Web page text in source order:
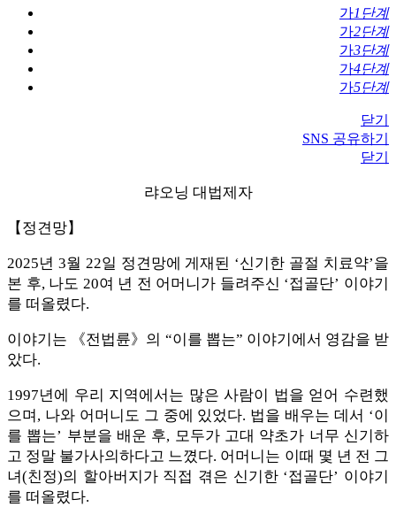
가1단계
가2단계
가3단계
가4단계
가5단계
닫기
SNS 공유하기
닫기
랴오닝 대법제자
【정견망】
​2025년 3월 22일 정견망에 게재된 ‘신기한 골절 치료약’을
본 후, 나도 20여 년 전 어머니가 들려주신 ‘접골단’ 이야기
를 떠올렸다.
이야기는 《전법륜》의 “이를 뽑는” 이야기에서 영감을 받
았다.
1997년에 우리 지역에서는 많은 사람이 법을 얻어 수련했
으며, 나와 어머니도 그 중에 있었다. 법을 배우는 데서 ‘이
를 뽑는’ 부분을 배운 후, 모두가 고대 약초가 너무 신기하
고 정말 불가사의하다고 느꼈다. 어머니는 이때 몇 년 전 그
녀(친정)의 할아버지가 직접 겪은 신기한 ‘접골단’ 이야기
를 떠올렸다.